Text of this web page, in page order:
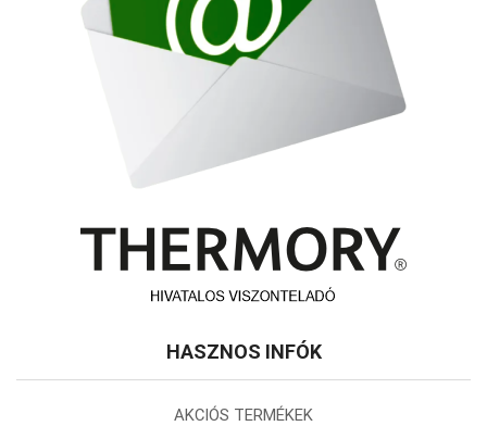
HASZNOS INFÓK
AKCIÓS TERMÉKEK